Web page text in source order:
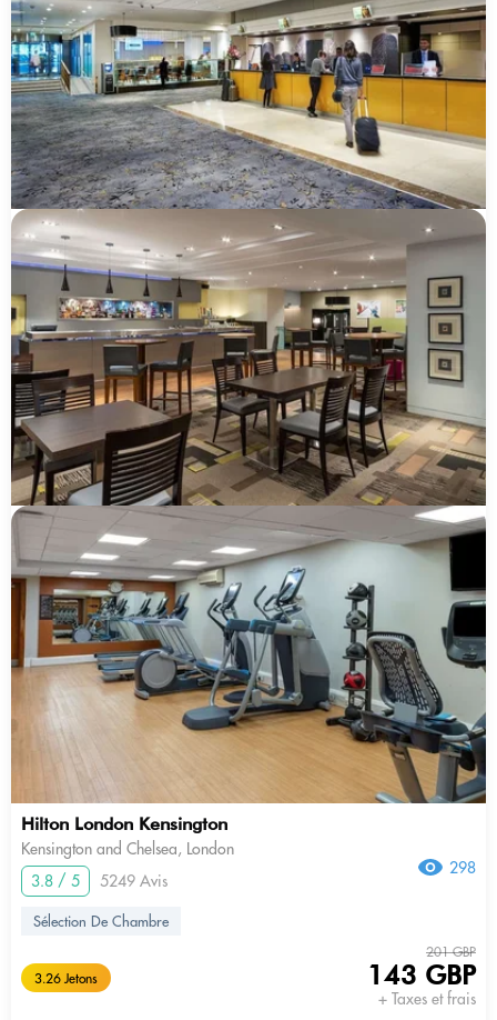
Hilton London Kensington
Kensington and Chelsea, London
3.8 / 5
5249 Avis
298
Sélection De Chambre
3.26 Jetons
201 GBP
143 GBP
+ Taxes et frais